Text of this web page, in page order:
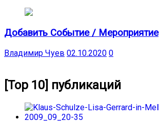
Добавить Событие / Мероприятие
Владимир Чуев 02.10.2020 0
[Top 10] публикаций